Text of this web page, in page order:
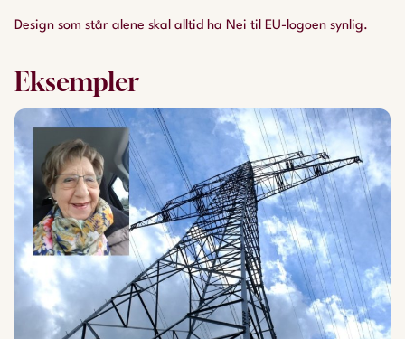
Design som står alene skal alltid ha Nei til EU-logoen synlig.
Eksempler